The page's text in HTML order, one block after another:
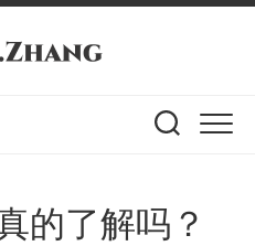
的了解吗？